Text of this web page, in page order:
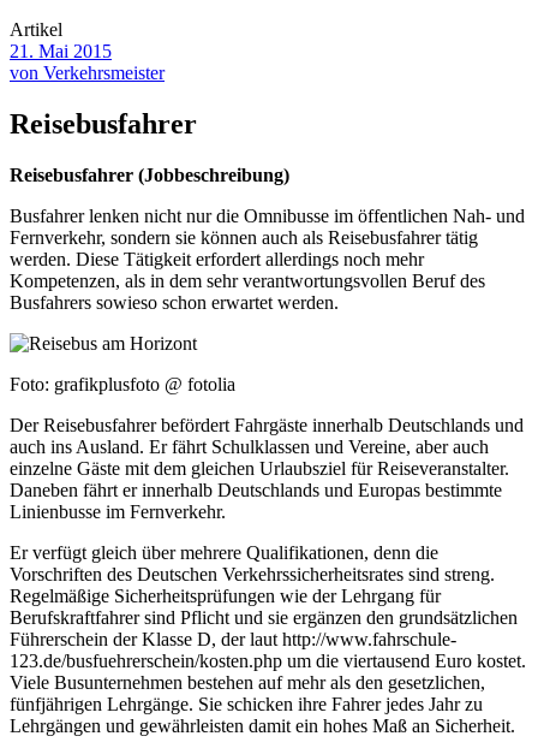
Artikel
21. Mai 2015
von Verkehrsmeister
Reisebusfahrer
Reisebusfahrer (Jobbeschreibung)
Busfahrer lenken nicht nur die Omnibusse im öffentlichen Nah- und
Fernverkehr, sondern sie können auch als Reisebusfahrer tätig
werden. Diese Tätigkeit erfordert allerdings noch mehr
Kompetenzen, als in dem sehr verantwortungsvollen Beruf des
Busfahrers sowieso schon erwartet werden.
Foto: grafikplusfoto @ fotolia
Der Reisebusfahrer befördert Fahrgäste innerhalb Deutschlands und
auch ins Ausland. Er fährt Schulklassen und Vereine, aber auch
einzelne Gäste mit dem gleichen Urlaubsziel für Reiseveranstalter.
Daneben fährt er innerhalb Deutschlands und Europas bestimmte
Linienbusse im Fernverkehr.
Er verfügt gleich über mehrere Qualifikationen, denn die
Vorschriften des Deutschen Verkehrssicherheitsrates sind streng.
Regelmäßige Sicherheitsprüfungen wie der Lehrgang für
Berufskraftfahrer sind Pflicht und sie ergänzen den grundsätzlichen
Führerschein der Klasse D, der laut http://www.fahrschule-
123.de/busfuehrerschein/kosten.php um die viertausend Euro kostet.
Viele Busunternehmen bestehen auf mehr als den gesetzlichen,
fünfjährigen Lehrgänge. Sie schicken ihre Fahrer jedes Jahr zu
Lehrgängen und gewährleisten damit ein hohes Maß an Sicherheit.